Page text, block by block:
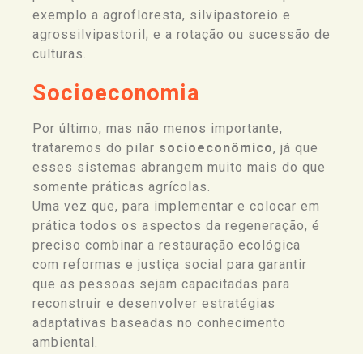
exemplo a agrofloresta, silvipastoreio e
agrossilvipastoril; e a rotação ou sucessão de
culturas.
Socioeconomia
Por último, mas não menos importante,
trataremos do pilar socioeconômico, já que
esses sistemas abrangem muito mais do que
somente práticas agrícolas.
Uma vez que, para implementar e colocar em
prática todos os aspectos da regeneração, é
preciso combinar a restauração ecológica
com reformas e justiça social para garantir
que as pessoas sejam capacitadas para
reconstruir e desenvolver estratégias
adaptativas baseadas no conhecimento
ambiental.